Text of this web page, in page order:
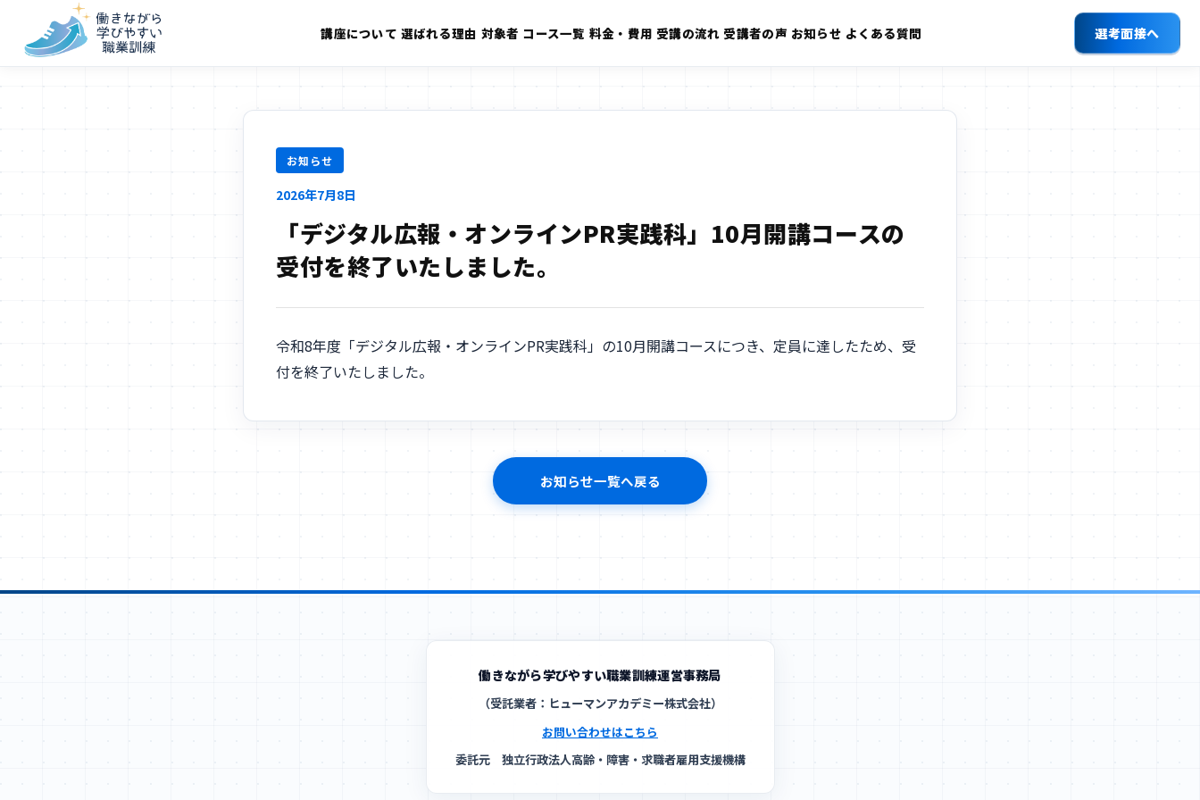
講座について 選ばれる理由 対象者 コース一覧 料金・費用 受講の流れ 受講者の声 お知らせ よくある質問 選考面接へ
お知らせ
2026年7月8日
「デジタル広報・オンラインPR実践科」10月開講コースの
受付を終了いたしました。
令和8年度「デジタル広報・オンラインPR実践科」の10月開講コースにつき、定員に達したため、受
付を終了いたしました。
お知らせ一覧へ戻る
働きながら学びやすい職業訓練運営事務局
（受託業者：ヒューマンアカデミー株式会社）
お問い合わせはこちら
委託元 独立行政法人高齢・障害・求職者雇用支援機構